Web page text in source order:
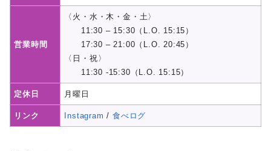
営業時間
〈火・水・木・金・土〉
11:30 – 15:30（L.O. 15:15）
17:30 – 21:00（L.O. 20:45）
〈日・祝〉
11:30 -15:30（L.O. 15:15）
定休日 月曜日
リンク Instagram / 食べログ